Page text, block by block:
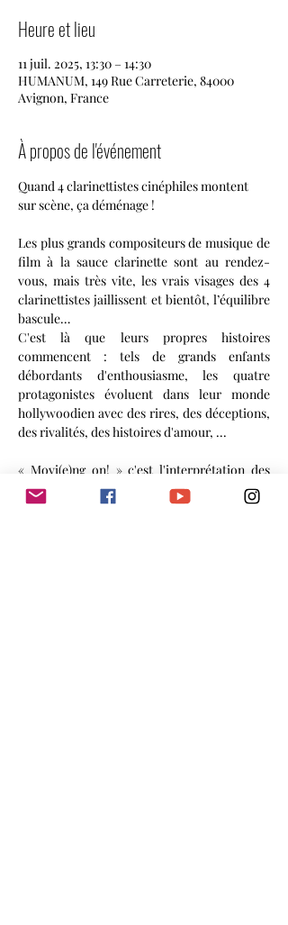
Heure et lieu
11 juil. 2025, 13:30 – 14:30
HUMANUM, 149 Rue Carreterie, 84000
Avignon, France
À propos de l'événement
Quand 4 clarinettistes cinéphiles montent
sur scène, ça déménage !
Les plus grands compositeurs de musique de
film à la sauce clarinette sont au rendez-
vous, mais très vite, les vrais visages des 4
clarinettistes jaillissent et bientôt, l’équilibre
bascule…
C'est là que leurs propres histoires
commencent : tels de grands enfants
débordants d'enthousiasme, les quatre
protagonistes évoluent dans leur monde
hollywoodien avec des rires, des déceptions,
des rivalités, des histoires d'amour, ...
« Movi(e)ng on! » c'est l'interprétation des
plus belles musiques de film, tout en faisant
leur propre cinéma...